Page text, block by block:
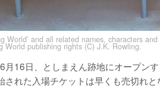
World’ and all related names, characters
World publishing rights (C) J.K. Rowling.
月16日、としまえん跡地にオープンす
された入場チケットは早くも売切れと